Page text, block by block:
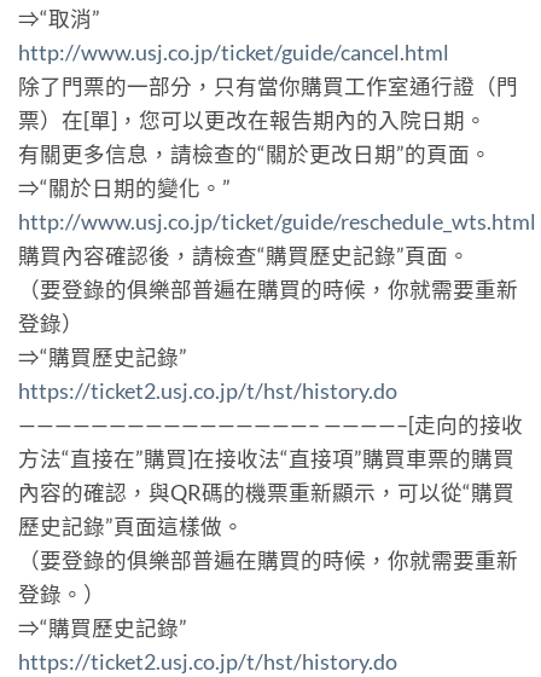
⇒“取消”
http://www.usj.co.jp/ticket/guide/cancel.html
除了門票的一部分，只有當你購買工作室通行證（門
票）在[單]，您可以更改在報告期內的入院日期。
有關更多信息，請檢查的“關於更改日期”的頁面。
⇒“關於日期的變化。”
http://www.usj.co.jp/ticket/guide/reschedule_wts.html
購買內容確認後，請檢查“購買歷史記錄”頁面。
（要登錄的俱樂部普遍在購買的時候，你就需要重新
登錄）
⇒“購買歷史記錄”
https://ticket2.usj.co.jp/t/hst/history.do
————————————————– ————–[走向的接收
方法“直接在”購買]在接收法“直接項”購買車票的購買
內容的確認，與QR碼的機票重新顯示，可以從“購買
歷史記錄”頁面這樣做。
（要登錄的俱樂部普遍在購買的時候，你就需要重新
登錄。）
⇒“購買歷史記錄”
https://ticket2.usj.co.jp/t/hst/history.do